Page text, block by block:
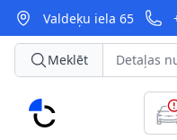
Valdeķu iela 65
CarParts
Meklēt